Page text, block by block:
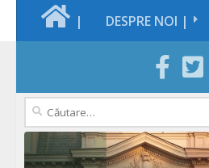
| DESPRE NOI |
Caută